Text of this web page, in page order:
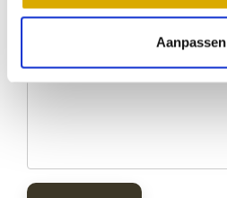
Aanpassen